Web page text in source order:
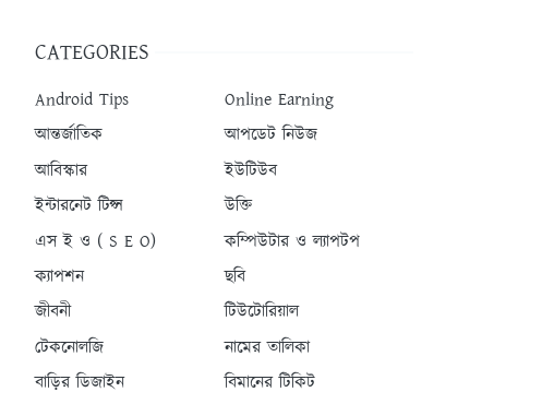
CATEGORIES
Android Tips
Online Earning
আন্তর্জাতিক
আপডেট নিউজ
আবিস্কার
ইউটিউব
ইন্টারনেট টিপ্স
উক্তি
এস ই ও ( S E O)
কম্পিউটার ও ল্যাপটপ
ক্যাপশন
ছবি
জীবনী
টিউটোরিয়াল
টেকনোলজি
নামের তালিকা
বাড়ির ডিজাইন
বিমানের টিকিট